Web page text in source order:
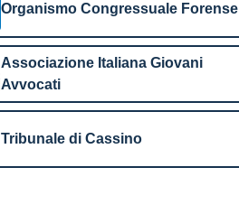
Organismo Congressuale Forense
Associazione Italiana Giovani
Avvocati
Tribunale di Cassino